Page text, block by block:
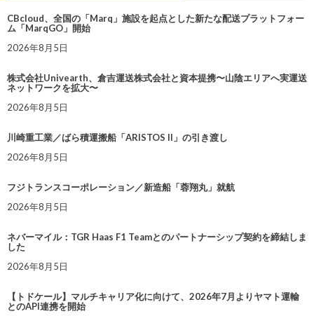
CBcloud、全国の「Marq」施設を起点とした新たな配送プラットフォー
ム「MarqGO」開始
2026年8月5日
株式会社Univearth、倉吉運送株式会社と資本提携〜山陰エリアへ実運送
ネットワークを拡大〜
2026年8月5日
川崎重工業／ばら積運搬船「ARISTOS II」の引き渡し
2026年8月5日
フジトランスコーポレーション／新造船「蓉翔丸」就航
2026年8月5日
ネバーマイル：TGR Haas F1 Teamとのパートナーシップ契約を締結しま
した
2026年8月5日
【トドケール】マルチキャリア化に向けて、2026年7月よりヤマト運輸
とのAPI連携を開始